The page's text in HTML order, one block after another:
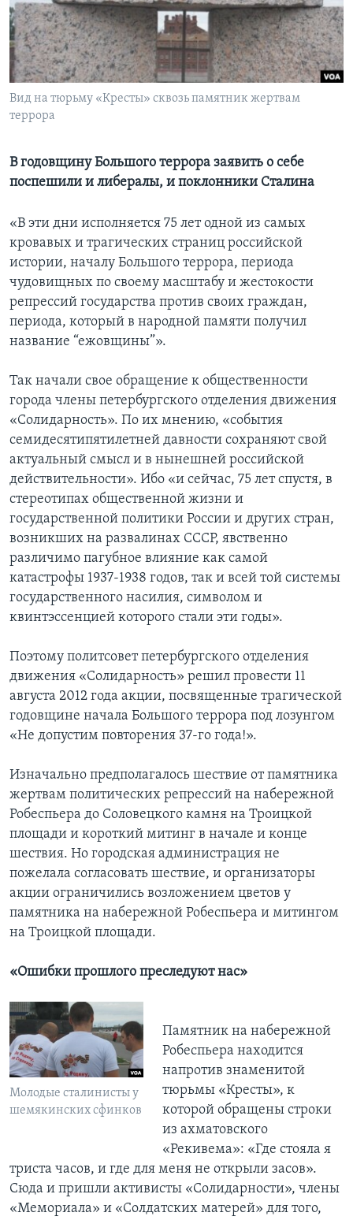
Learning English
СОЦИАЛЬНЫЕ СЕТИ
Вид на тюрьму «Кресты» сквозь памятник жертвам
террора
В годовщину Большого террора заявить о себе
поспешили и либералы, и поклонники Сталина
«В эти дни исполняется 75 лет одной из самых
кровавых и трагических страниц российской
истории, началу Большого террора, периода
чудовищных по своему масштабу и жестокости
репрессий государства против своих граждан,
периода, который в народной памяти получил
название “ежовщины”».
Так начали свое обращение к общественности
города члены петербургского отделения движения
«Солидарность». По их мнению, «события
семидесятипятилетней давности сохраняют свой
актуальный смысл и в нынешней российской
действительности». Ибо «и сейчас, 75 лет спустя, в
стереотипах общественной жизни и
государственной политики России и других стран,
возникших на развалинах СССР, явственно
различимо пагубное влияние как самой
катастрофы 1937-1938 годов, так и всей той системы
государственного насилия, символом и
квинтэссенцией которого стали эти годы».
Поэтому политсовет петербургского отделения
движения «Солидарность» решил провести 11
августа 2012 года акции, посвященные трагической
годовщине начала Большого террора под лозунгом
«Не допустим повторения 37-го года!».
Изначально предполагалось шествие от памятника
жертвам политических репрессий на набережной
Робеспьера до Соловецкого камня на Троицкой
площади и короткий митинг в начале и конце
шествия. Но городская администрация не
пожелала согласовать шествие, и организаторы
акции ограничились возложением цветов у
памятника на набережной Робеспьера и митингом
на Троицкой площади.
«Ошибки прошлого преследуют нас»
Молодые сталинисты у
шемякинских сфинков
Памятник на набережной
Робеспьера находится
напротив знаменитой
тюрьмы «Кресты», к
которой обращены строки
из ахматовского
«Рекивема»: «Где стояла я
триста часов, и где для меня не открыли засов».
Сюда и пришли активисты «Солидарности», члены
«Мемориала» и «Солдатских матерей» для того,